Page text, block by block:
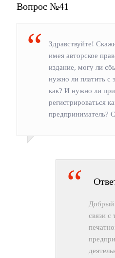
Вопрос №41
Здравствуйте!
имея авторское
издание, могу ли
нужно ли платить с
как? И нужно ли
регистрироваться
предприниматель?
Добрый
связи с